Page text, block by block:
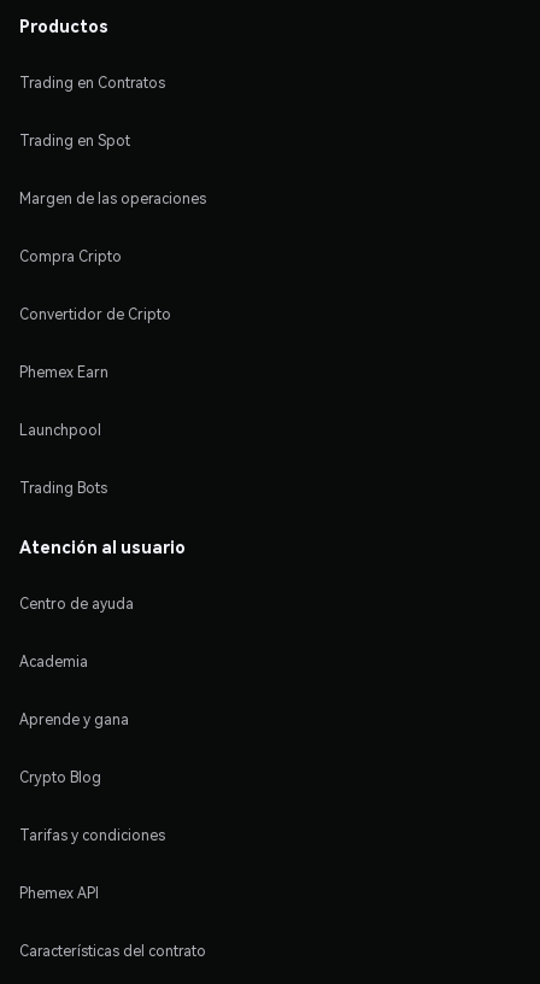
Productos
Trading en Contratos
Trading en Spot
Margen de las operaciones
Compra Cripto
Convertidor de Cripto
Phemex Earn
Launchpool
Trading Bots
Atención al usuario
Centro de ayuda
Academia
Aprende y gana
Crypto Blog
Tarifas y condiciones
Phemex API
Características del contrato